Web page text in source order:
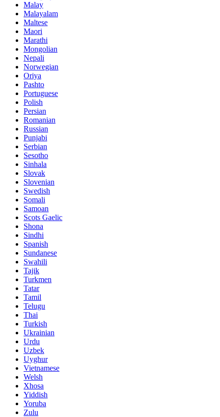
Malay
Malayalam
Maltese
Maori
Marathi
Mongolian
Nepali
Norwegian
Oriya
Pashto
Portuguese
Polish
Persian
Romanian
Russian
Punjabi
Serbian
Sesotho
Sinhala
Slovak
Slovenian
Swedish
Somali
Samoan
Scots Gaelic
Shona
Sindhi
Spanish
Sundanese
Swahili
Tajik
Turkmen
Tatar
Tamil
Telugu
Thai
Turkish
Ukrainian
Urdu
Uzbek
Uyghur
Vietnamese
Welsh
Xhosa
Yiddish
Yoruba
Zulu